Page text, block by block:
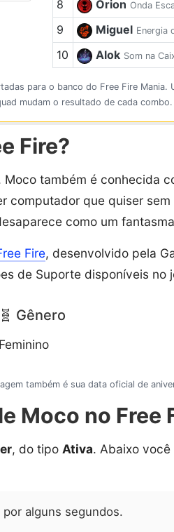
8
Orion Onda
9
Miguel Energia
10
Alok Som na
para o banco do Free Fire
mudam o resultado de cada combo.
Fire?
também é conhecida
computador que quiser
como um
Fire, desenvolvido pela
de Suporte disponíveis no
🧬 Gênero
Feminino
também é sua data oficial de
Moco no Free
, do tipo Ativa. Abaixo
alguns segundos.